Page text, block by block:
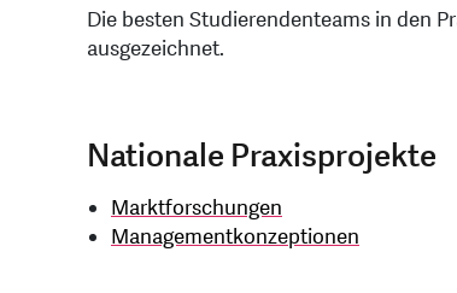
Die besten Studierendenteams in den
ausgezeichnet.
Nationale Praxisprojekte
Marktforschungen
Managementkonzeptionen